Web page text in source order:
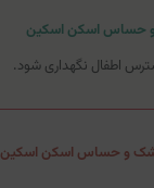
و حساس اسکن اسکین
اطفال نگهداری شود.
و حساس اسکن اسکین